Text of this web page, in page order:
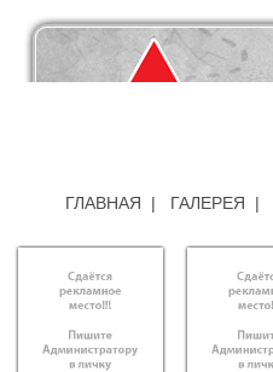
ГЛАВНАЯ | ГАЛЕРЕЯ |